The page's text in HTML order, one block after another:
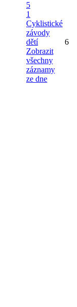
5
1
Cyklistické
závody
dětí
Zobrazit
všechny
záznamy
ze dne
6